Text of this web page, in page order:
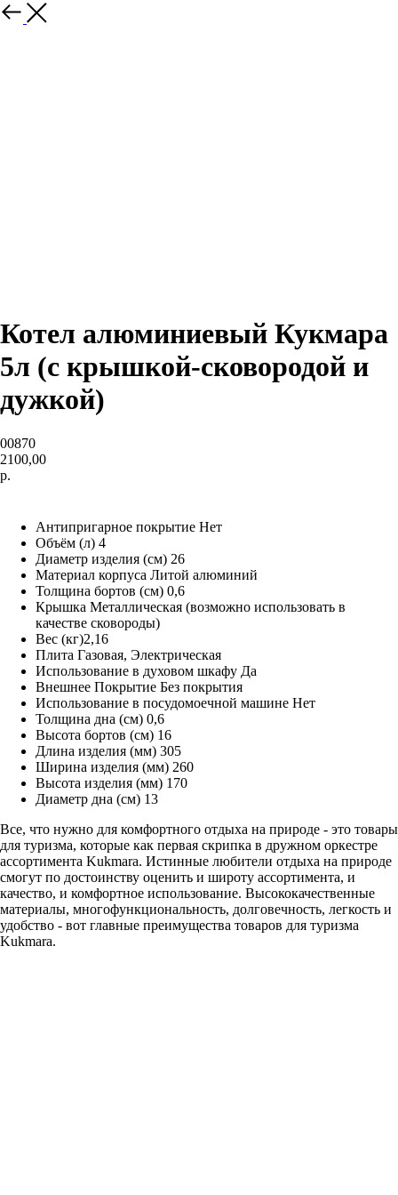
Назад
Котел алюминиевый Кукмара
5л (с крышкой-сковородой и
дужкой)
00870
2100,00
р.
Антипригарное покрытие Нет
Объём (л) 4
Диаметр изделия (см) 26
Материал корпуса Литой алюминий
Толщина бортов (см) 0,6
Крышка Металлическая (возможно использовать в
качестве сковороды)
Вес (кг)2,16
Плита Газовая, Электрическая
Использование в духовом шкафу Да
Внешнее Покрытие Без покрытия
Использование в посудомоечной машине Нет
Толщина дна (см) 0,6
Высота бортов (см) 16
Длина изделия (мм) 305
Ширина изделия (мм) 260
Высота изделия (мм) 170
Диаметр дна (см) 13
Все, что нужно для комфортного отдыха на природе - это товары
для туризма, которые как первая скрипка в дружном оркестре
ассортимента Kukmara. Истинные любители отдыха на природе
смогут по достоинству оценить и широту ассортимента, и
качество, и комфортное использование. Высококачественные
материалы, многофункциональность, долговечность, легкость и
удобство - вот главные преимущества товаров для туризма
Kukmara.